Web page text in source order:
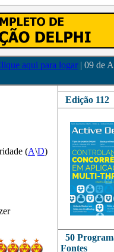
aqui para logar | 09 de
(A\D)
Edição 112
50
Fontes